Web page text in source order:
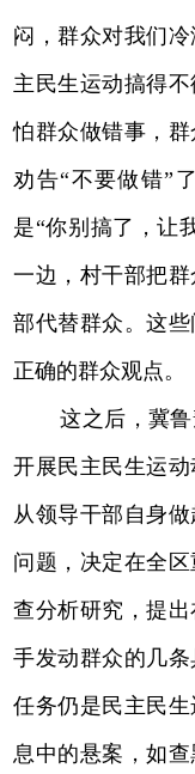
闷，群众对我们
主民生运动搞得
怕群众做错事，
劝告“不要做错”
是“你别搞了，让
一边，村干部把
部代替群众。这
正确的群众观点。
这之后，冀
开展民主民生运
从领导干部自身
问题，决定在全
查分析研究，提
手发动群众的几
任务仍是民主民
息中的悬案，如